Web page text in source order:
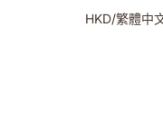
HKD 地區
/繁體中